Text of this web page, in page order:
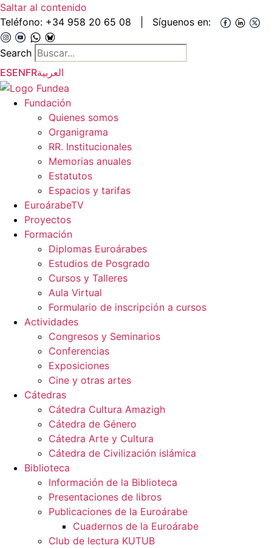
Saltar al contenido
Teléfono: +34 958 20 65 08 Síguenos en:
Search
ESENFRالعربية
Fundación
Quienes somos
Organigrama
RR. Institucionales
Memorias anuales
Estatutos
Espacios y tarifas
EuroárabeTV
Proyectos
Formación
Diplomas Euroárabes
Estudios de Posgrado
Cursos y Talleres
Aula Virtual
Formulario de inscripción a cursos
Actividades
Congresos y Seminarios
Conferencias
Exposiciones
Cine y otras artes
Cátedras
Cátedra Cultura Amazigh
Cátedra de Género
Cátedra Arte y Cultura
Cátedra de Civilización islámica
Biblioteca
Información de la Biblioteca
Presentaciones de libros
Publicaciones de la Euroárabe
Cuadernos de la Euroárabe
Club de lectura KUTUB